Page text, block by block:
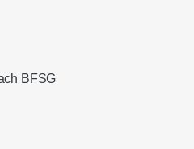
BFSG
Kundenbewertungen und Erfahrungen zu